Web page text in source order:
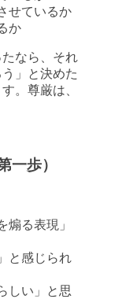
せているか
か
なら、それ
」と決めた
。尊厳は、
一歩）
煽る表現」
と感じられ
しい」と思